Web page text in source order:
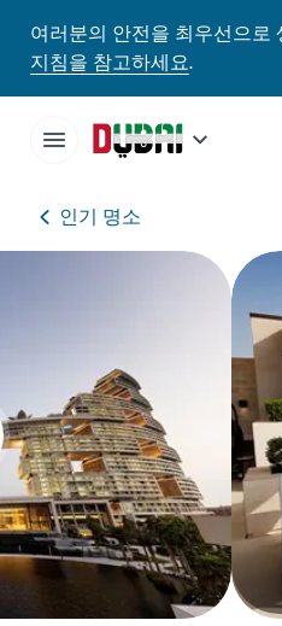
여러분의 안전을 최우선으로
지침을 참고하세요.
인기 명소